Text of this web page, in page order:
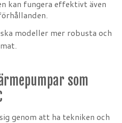
kan fungera effektivt även
modeller mer robusta och
som
genom att ha tekniken och